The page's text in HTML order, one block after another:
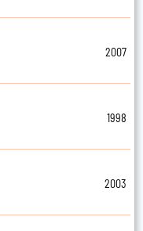
2007
1998
2003